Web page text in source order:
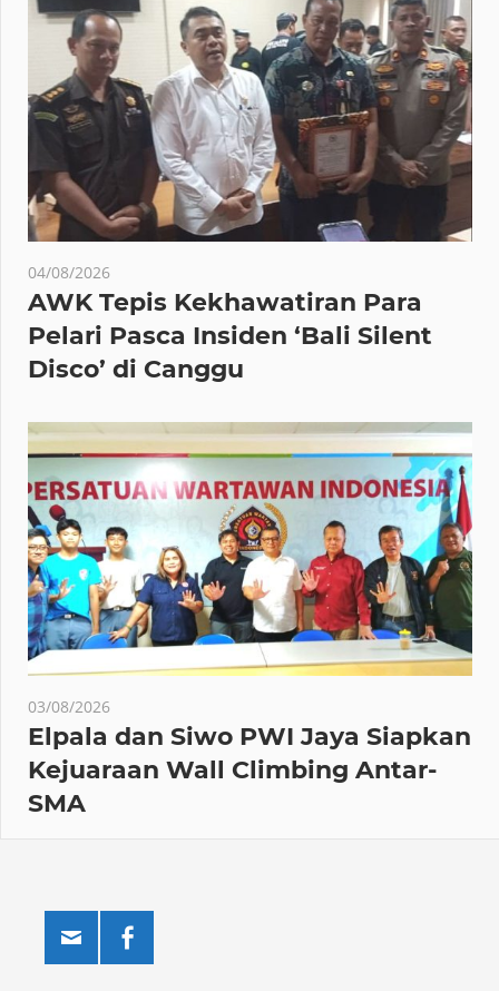
04/08/2026
AWK Tepis Kekhawatiran Para
Pelari Pasca Insiden ‘Bali Silent
Disco’ di Canggu
03/08/2026
Elpala dan Siwo PWI Jaya Siapkan
Kejuaraan Wall Climbing Antar-
SMA